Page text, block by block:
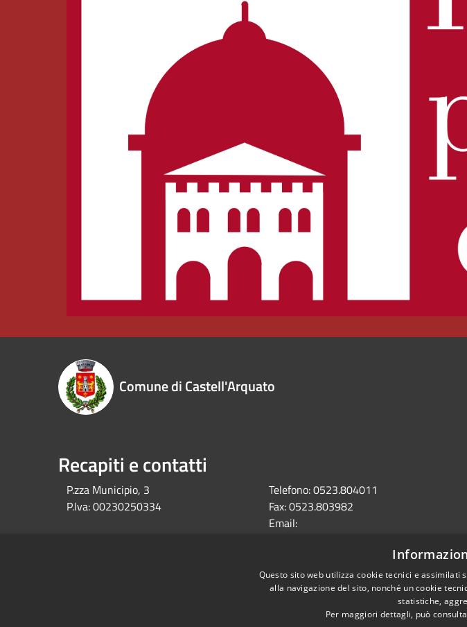
Comune di Castell'Arquato
Recapiti e contatti
P.zza Municipio, 3
P.Iva:00230250334
Telefono:0523.804011
Fax:0523.803982
Email:
Questo sito web utilizza cookie tecnici e
alla navigazione del sito, nonché un cookie
statistiche,
Per maggiori dettagli, può